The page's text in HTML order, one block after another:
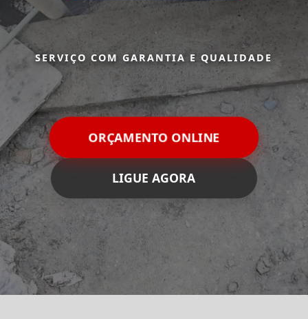
SERVIÇO COM GARANTIA E QUALIDADE
ORÇAMENTO ONLINE
LIGUE AGORA